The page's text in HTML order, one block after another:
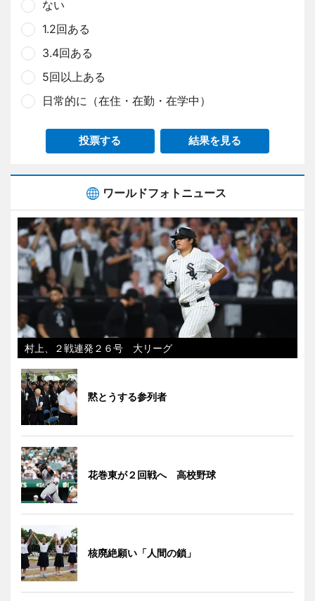
ない
1.2回ある
3.4回ある
5回以上ある
日常的に（在住・在勤・在学中）
投票する 結果を見る
ワールドフォトニュース
村上、２戦連発２６号 大リーグ
黙とうする参列者
花巻東が２回戦へ 高校野球
核廃絶願い「人間の鎖」